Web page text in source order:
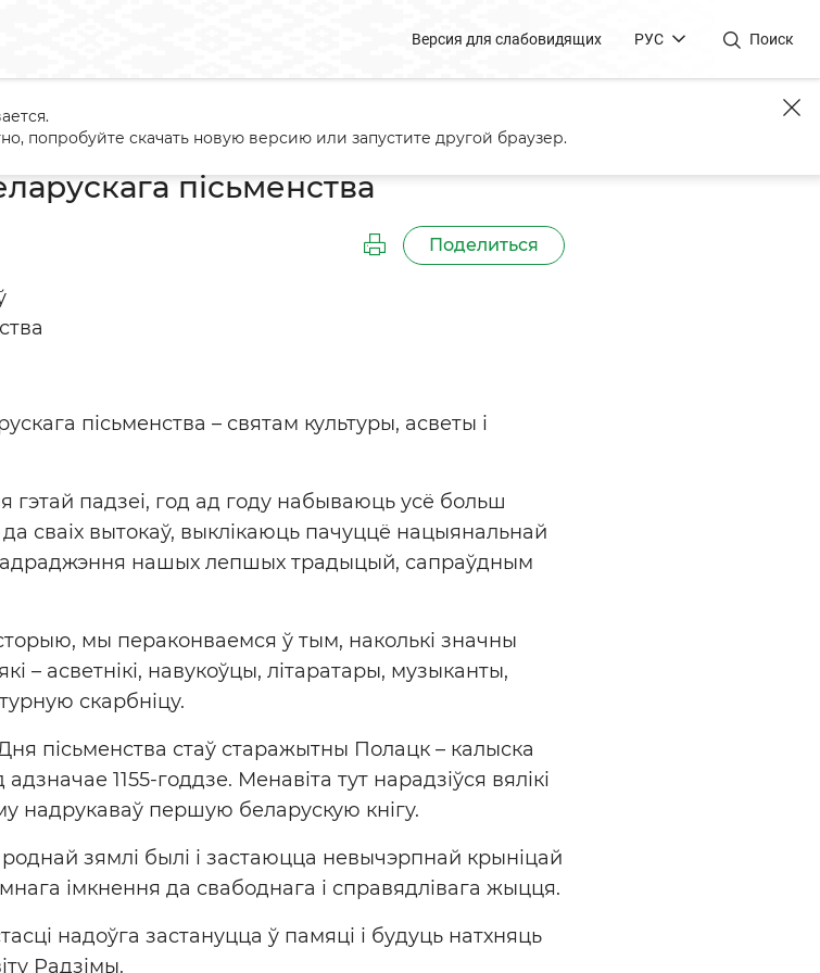
Версия для слабовидящих РУС Поиск
пісьменства
пісьменства
Поделиться
пісьменства – святам культуры, асветы і
гэтай падзеі, год ад году набываюць усë больш
сваіх вытокаў, выклікаюць пачуццë нацыянальнай
адраджэння нашых лепшых традыцый, сапраўдным
мы пераконваемся ў тым, наколькі значны
– асветнікі, навукоўцы, літаратары, музыканты,
скарбніцу.
пісьменства стаў старажытны Полацк – калыска
1155-годдзе. Менавіта тут нарадзіўся вялікі
надрукаваў першую беларускую кнігу.
зямлі былі і застаюцца невычэрпнай крыніцай
імкнення да свабоднага і справядлівага жыцця.
надоўга застануцца ў памяці і будуць натхняць
Радзімы.
попробуйте скачать новую версию или запустите другой браузер.